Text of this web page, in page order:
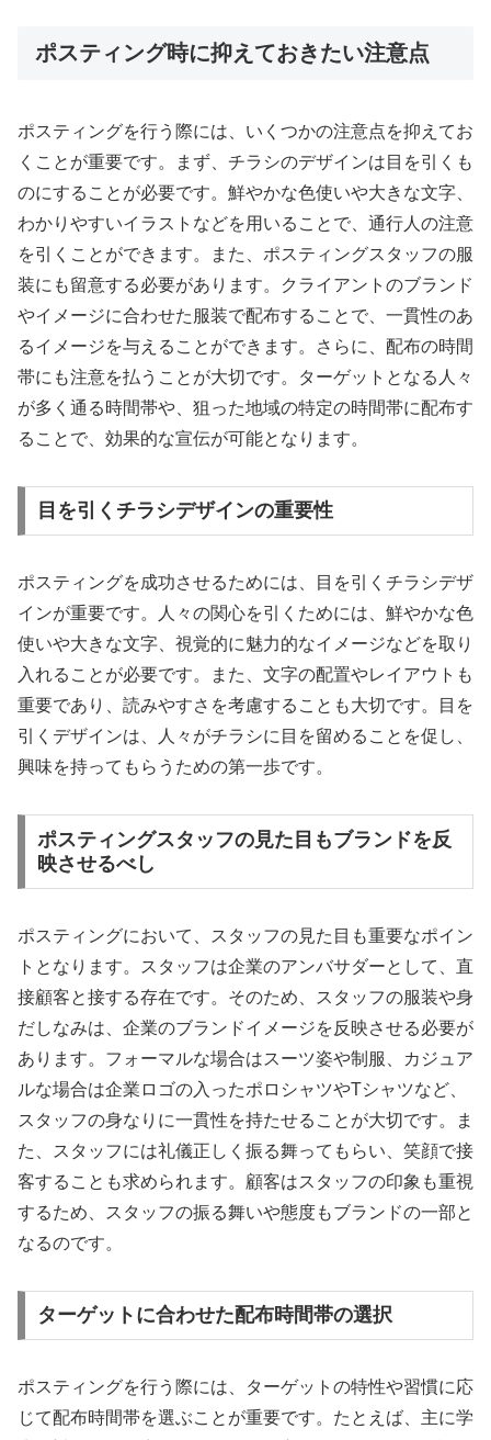
ポスティング時に抑えておきたい注意点
ポスティングを行う際には、いくつかの注意点を抑えてお
くことが重要です。まず、チラシのデザインは目を引くも
のにすることが必要です。鮮やかな色使いや大きな文字、
わかりやすいイラストなどを用いることで、通行人の注意
を引くことができます。また、ポスティングスタッフの服
装にも留意する必要があります。クライアントのブランド
やイメージに合わせた服装で配布することで、一貫性のあ
るイメージを与えることができます。さらに、配布の時間
帯にも注意を払うことが大切です。ターゲットとなる人々
が多く通る時間帯や、狙った地域の特定の時間帯に配布す
ることで、効果的な宣伝が可能となります。
目を引くチラシデザインの重要性
ポスティングを成功させるためには、目を引くチラシデザ
インが重要です。人々の関心を引くためには、鮮やかな色
使いや大きな文字、視覚的に魅力的なイメージなどを取り
入れることが必要です。また、文字の配置やレイアウトも
重要であり、読みやすさを考慮することも大切です。目を
引くデザインは、人々がチラシに目を留めることを促し、
興味を持ってもらうための第一歩です。
ポスティングスタッフの見た目もブランドを反
映させるべし
ポスティングにおいて、スタッフの見た目も重要なポイン
トとなります。スタッフは企業のアンバサダーとして、直
接顧客と接する存在です。そのため、スタッフの服装や身
だしなみは、企業のブランドイメージを反映させる必要が
あります。フォーマルな場合はスーツ姿や制服、カジュア
ルな場合は企業ロゴの入ったポロシャツやTシャツなど、
スタッフの身なりに一貫性を持たせることが大切です。ま
た、スタッフには礼儀正しく振る舞ってもらい、笑顔で接
客することも求められます。顧客はスタッフの印象も重視
するため、スタッフの振る舞いや態度もブランドの一部と
なるのです。
ターゲットに合わせた配布時間帯の選択
ポスティングを行う際には、ターゲットの特性や習慣に応
じて配布時間帯を選ぶことが重要です。たとえば、主に学